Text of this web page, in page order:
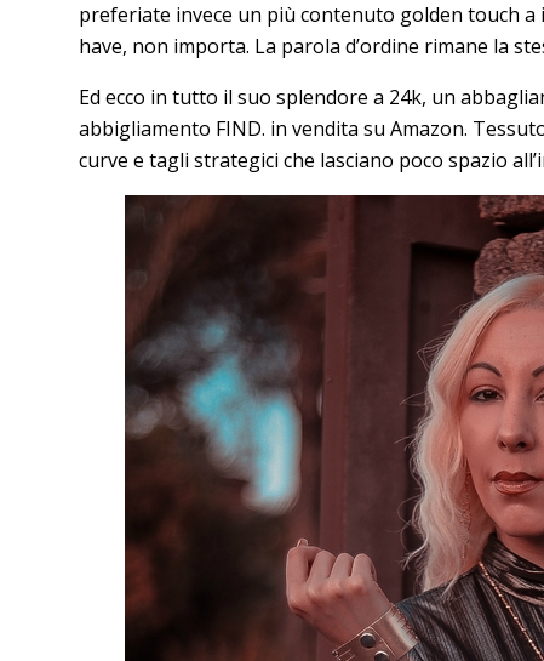
preferiate invece un più contenuto golden touch
have, non importa. La parola d’ordine rimane la
Ed ecco in tutto il suo splendore a 24k, un
abbigliamento FIND. in vendita su Amazon.
curve e tagli strategici che lasciano poco spazio